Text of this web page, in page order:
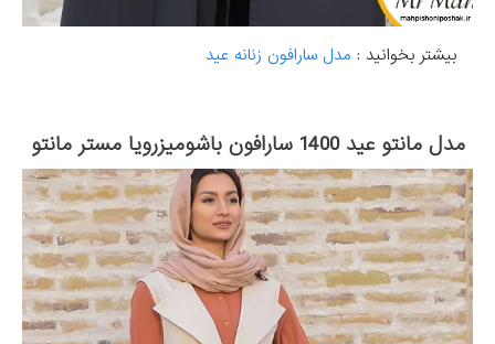
بیشتر بخوانید : مدل سارافون زنانه عید
مدل مانتو عید 1400 سارافون باشومیزرویا مستر مانتو